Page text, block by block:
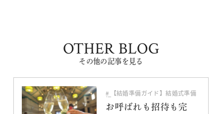
OTHER BLOG
その他の記事を見る
【結婚準備ガイド】結婚式準備
編
料理・ケーキ
お呼ばれも招待も完